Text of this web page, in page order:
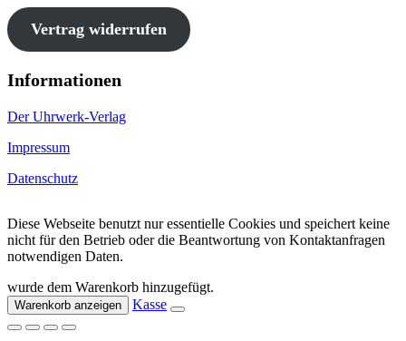
Vertrag widerrufen
Informationen
Der Uhrwerk-Verlag
Impressum
Datenschutz
Diese Webseite benutzt nur essentielle Cookies und speichert keine
nicht für den Betrieb oder die Beantwortung von Kontaktanfragen
notwendigen Daten.
wurde dem Warenkorb hinzugefügt.
Warenkorb anzeigen Kasse